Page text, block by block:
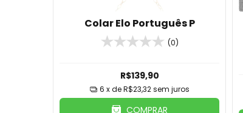
Colar Elo Português P
(0)
R$139,90
6 x deR$23,32 sem juros
COMPRAR